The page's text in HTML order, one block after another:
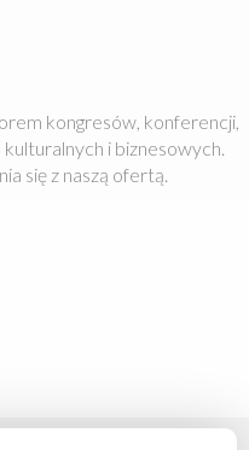
kongresów, konferencji,
i biznesowych.
się z naszą ofertą.